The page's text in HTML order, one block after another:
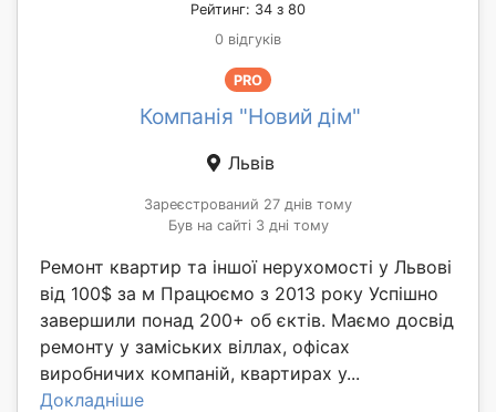
Рейтинг: 34 з 80
0 відгуків
PRO
Компанія "Новий дім"
Львів
Зареєстрований 27 днів тому
Був на сайті 3 дні тому
Ремонт квартир та іншої нерухомості у Львові
від 100$ за м Працюємо з 2013 року Успішно
завершили понад 200+ об єктів. Маємо досвід
ремонту у заміських віллах, офісах
виробничих компаній, квартирах у...
Докладніше